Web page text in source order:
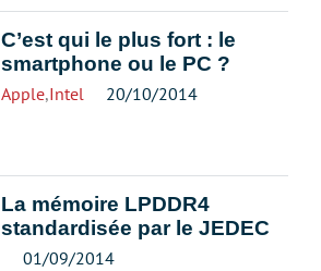
C’est qui le plus fort : le
smartphone ou le PC ?
Apple,Intel 20/10/2014
La mémoire LPDDR4
standardisée par le JEDEC
01/09/2014